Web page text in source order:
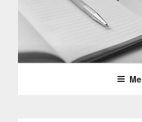
conteúdoPARTTEAM &
BLOG